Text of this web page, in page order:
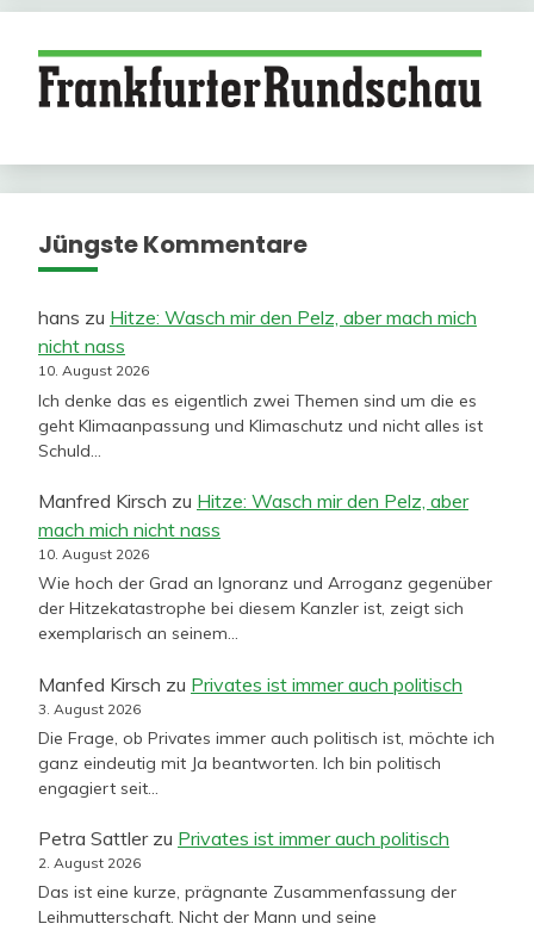
Jüngste Kommentare
hans zu Hitze: Wasch mir den Pelz, aber mach mich
nicht nass
10. August 2026
Ich denke das es eigentlich zwei Themen sind um die es
geht Klimaanpassung und Klimaschutz und nicht alles ist
Schuld…
Manfred Kirsch zu Hitze: Wasch mir den Pelz, aber
mach mich nicht nass
10. August 2026
Wie hoch der Grad an Ignoranz und Arroganz gegenüber
der Hitzekatastrophe bei diesem Kanzler ist, zeigt sich
exemplarisch an seinem…
Manfed Kirsch zu Privates ist immer auch politisch
3. August 2026
Die Frage, ob Privates immer auch politisch ist, möchte ich
ganz eindeutig mit Ja beantworten. Ich bin politisch
engagiert seit…
Petra Sattlerzu Privates ist immer auch politisch
2. August 2026
Das ist eine kurze, prägnante Zusammenfassung der
Leihmutterschaft. Nicht der Mann und seine